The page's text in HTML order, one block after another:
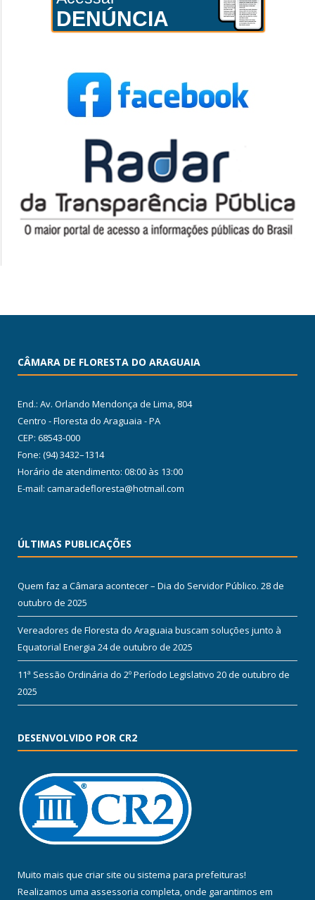
DENÚNCIA
CÂMARA DE FLORESTA DO ARAGUAIA
End.: Av. Orlando Mendonça de Lima, 804
Centro - Floresta do Araguaia - PA
CEP: 68543-000
Fone: (94) 3432–1314
Horário de atendimento: 08:00 às 13:00
E-mail: camaradefloresta@hotmail.com
ÚLTIMAS PUBLICAÇÕES
Quem faz a Câmara acontecer – Dia do Servidor Público. 28 de
outubro de 2025
Vereadores de Floresta do Araguaia buscam soluções junto à
Equatorial Energia 24 de outubro de 2025
11ª Sessão Ordinária do 2º Período Legislativo 20 de outubro de
2025
DESENVOLVIDO POR CR2
Muito mais que criar site ou sistema para prefeituras!
Realizamos uma assessoria completa, onde garantimos em